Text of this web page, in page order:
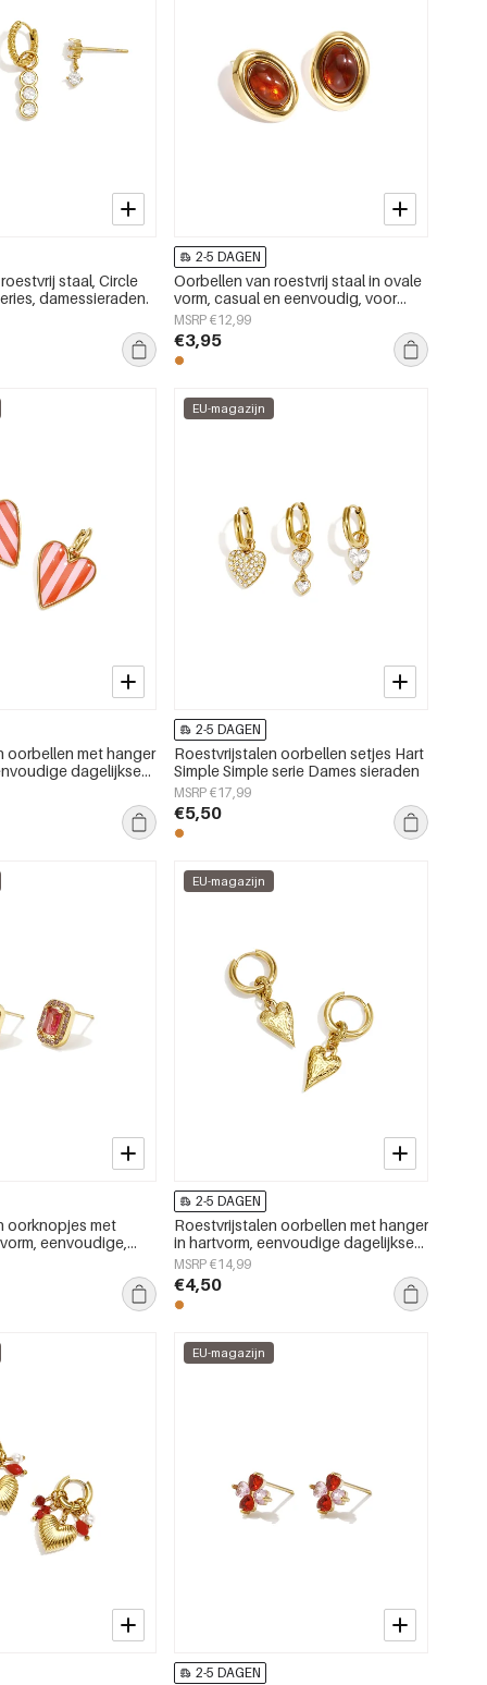
staal, Circle
damessieraden.
2-5 DAGEN
Oorbellen van roestvrij staal in ovale
vorm, casual en eenvoudig, voor
dagelijks gebruik, damessieraden.
MSRP €12,99
€3,95
oorbellen met hanger
dagelijkse
EU-magazijn
2-5 DAGEN
Roestvrijstalen oorbellen setjes Hart
Simple Simple serie Dames sieraden
MSRP €17,99
€5,50
oorknopjes met
eenvoudige,
damessieraden
EU-magazijn
2-5 DAGEN
Roestvrijstalen oorbellen met hanger
in hartvorm, eenvoudige dagelijkse
serie, damessieraden
MSRP €14,99
€4,50
EU-magazijn
2-5 DAGEN